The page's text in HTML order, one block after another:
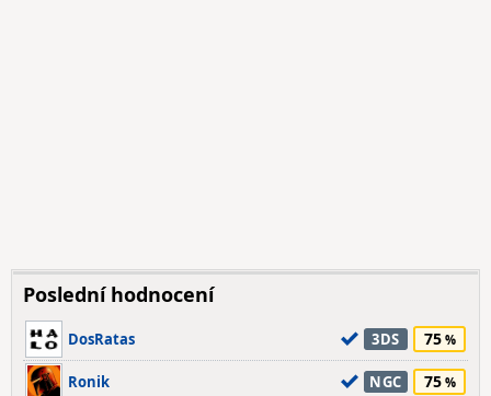
Poslední hodnocení
DosRatas 3DS 75
Ronik NGC 75